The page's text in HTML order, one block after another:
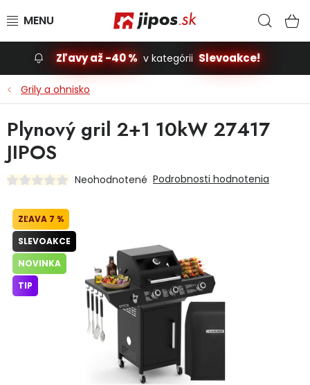
Slevoakce
Stavba, dom
Dielňa
Príslušenstvo pre automobily
Vybavenie a hračky pre deti
Domácnosť
Ochranné pracovné pomôcky
Zľavy až -40 % v kategórii Slevoakce!
Grily a ohnisko
Plynový gril 2+1 10kW 27417
JIPOS
Neohodnotené Podrobnosti hodnotenia
7 %
SLEVOAKCE
NOVINKA
TIP